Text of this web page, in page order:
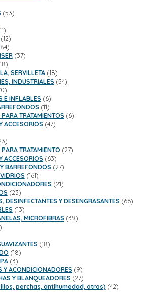
5353
11
productos
1212
productos
8484
productos
3737
18
productos
SERVILLETA 1818
productos
INDUSTRIALES 5454
70
productos
E INFLABLES 66
productos
1111
productos
TRATAMIENTOS 66
ACCESORIOS 4747
23
productosTRATAMIENTO 2727
ACCESORIOS 6363
productos
BARREFONDOS 2727
161161
productos
2121
2323
productos
DESINFECTANTES Y DESENGRASANTES 6666
1313
productos
MICROFIBRAS 3939
1818
1818
33
productos
Y ACONDICIONADORES 99
productos
Y BLANQUEADORES 2727
productos
perchas, antihumedad, otros) 4242